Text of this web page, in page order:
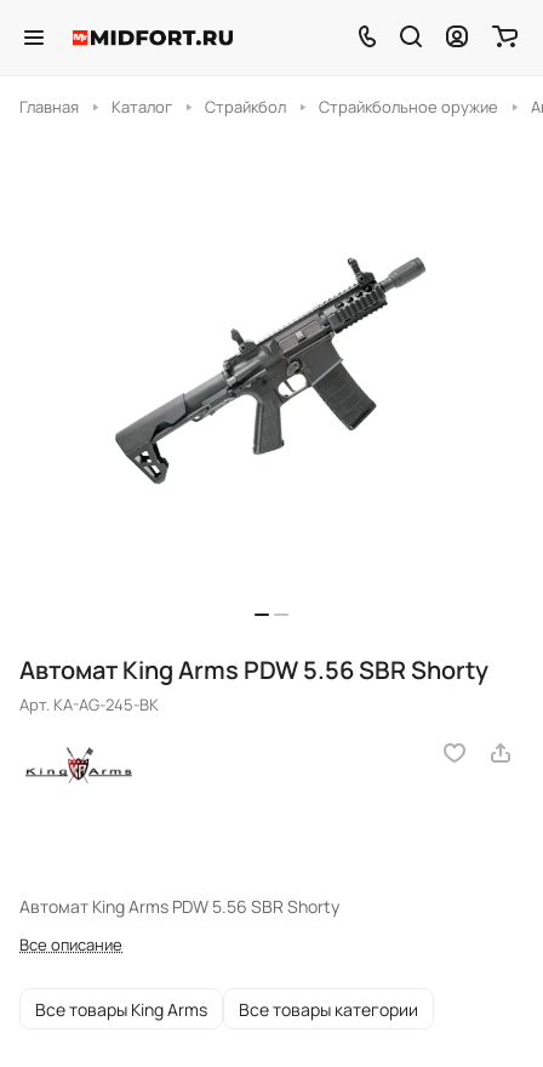
Главная Каталог Страйкбол Страйкбольное оружие
Автомат King Arms PDW 5.56 SBR Shorty
Арт. KA-AG-245-BK
Автомат King Arms PDW 5.56 SBR Shorty
Все описание
Все товары King Arms Все товары категории